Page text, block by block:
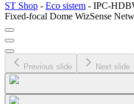
ST Shop - Eco sistem - IPC-
Fixed-focal Dome WizSense
Previous slide Next slide